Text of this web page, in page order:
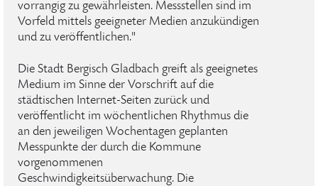
vorrangig zu gewährleisten. Messstellen sind im
Vorfeld mittels geeigneter Medien anzukündigen
und zu veröffentlichen."
Die Stadt Bergisch Gladbach greift als geeignetes
Medium im Sinne der Vorschrift auf die
städtischen Internet-Seiten zurück und
veröffentlicht im wöchentlichen Rhythmus die
an den jeweiligen Wochentagen geplanten
Messpunkte der durch die Kommune
vorgenommenen
Geschwindigkeitsüberwachung. Die